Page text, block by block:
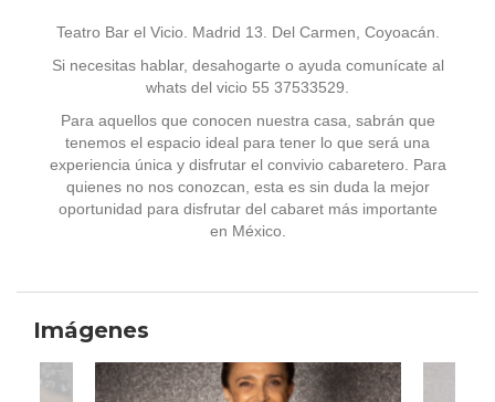
Teatro Bar el Vicio. Madrid 13. Del Carmen, Coyoacán.
Si necesitas hablar, desahogarte o ayuda comunícate al
whats del vicio 55 37533529.
Para aquellos que conocen nuestra casa, sabrán que
tenemos el espacio ideal para tener lo que será una
experiencia única y disfrutar el convivio cabaretero. Para
quienes no nos conozcan, esta es sin duda la mejor
oportunidad para disfrutar del cabaret más importante
en México.
Imágenes